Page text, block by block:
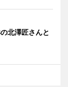
北澤匠さんと